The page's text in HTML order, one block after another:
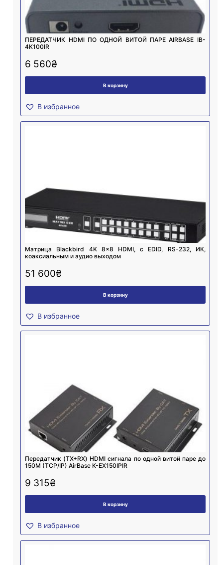
ПЕРЕДАТЧИК HDMI ПО ОДНОЙ ВИТОЙ ПАРЕ AIRBASE IB-
4K100IR
6 560₴
В корзину
В избранное
Матрица Blackbird 4K 8×8 HDMI, с EDID, RS-232, ИК,
коаксиальным и аудио выходом
51 600₴
В корзину
В избранное
Передатчик (TX+RX) HDMI сигнала по одной витой паре до
150M (TCP/IP) AirBase K-EX150IPIR
9 315₴
В корзину
В избранное